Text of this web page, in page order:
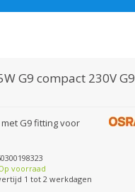
G9 compact 230V G9
G9 fitting voor
voorraad
1 tot 2 werkdagen